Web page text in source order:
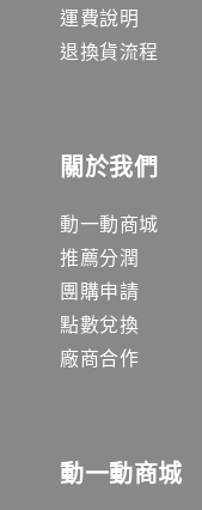
運費說明
退換貨流程
關於我們
動一動商城
推薦分潤
團購申請
點數兌換
廠商合作
動一動商城